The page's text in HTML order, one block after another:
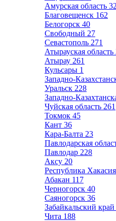
Амурская область
Благовещенск 162
Белогорск 40
Свободный 27
Севастополь 271
Атырауская область
Атырау 261
Кульсары 1
Западно-
Уральск 228
Западно-
Чуйская область 261
Токмок 45
Кант 36
Кара-Балта 23
Павлодарская
Павлодар 228
Аксу 20
Республика Хакасия
Абакан 117
Черногорск 40
Саяногорск 36
Забайкальский край
Чита 188